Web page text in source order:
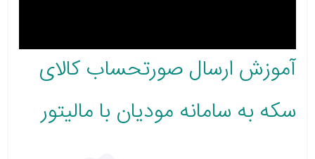
آموزش ارسال صورتحساب کالای
سکه به سامانه مودیان با مالیتور